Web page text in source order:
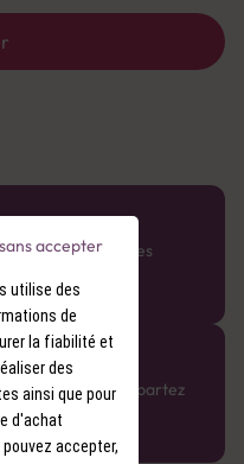
des Vignes
écoute
sur-mesure et repartez
utilise des
de
la fiabilité et
des
ainsi que pour
d'achat
accepter,
accepter